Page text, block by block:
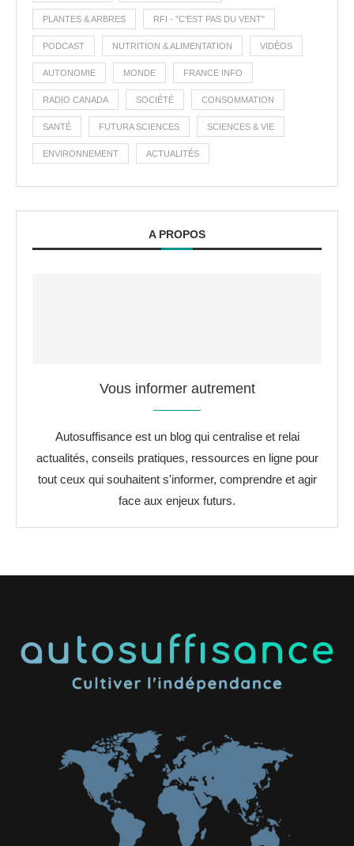
PLANTES & ARBRES RFI - "C'EST PAS DU VENT"
PODCAST NUTRITION & ALIMENTATION VIDÉOS
AUTONOMIE MONDE FRANCE INFO
RADIO CANADA SOCIÉTÉ CONSOMMATION
SANTÉ FUTURA SCIENCES SCIENCES & VIE
ENVIRONNEMENT ACTUALITÉS
A PROPOS
Vous informer autrement
Autosuffisance est un blog qui centralise et relai
actualités, conseils pratiques, ressources en ligne pour
tout ceux qui souhaitent s'informer, comprendre et agir
face aux enjeux futurs.